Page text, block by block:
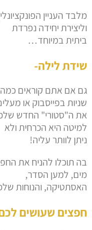
מלבד העניין
וליצירת יחידה נפרדת
ביתית במיוחד…
שידת לילה-
גם אם אתם קוראים
שניות בפייסבוק או
את ה"סטורי" החדש
למיטה היא הכרחית ולא
ניתן לוותר עליה!
בה תוכלו להניח את
מים, למען הסדר,
האסתטיקה, והנוחות
חפצים שעושים